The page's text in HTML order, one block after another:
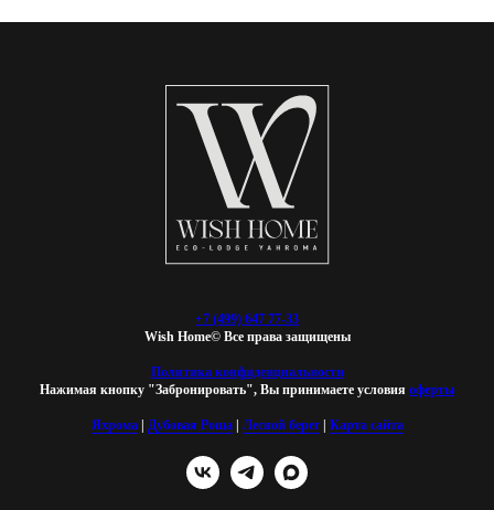
+7 (499) 647 77-33
Wish Home© Все права защищены
Политика конфиденциальности
Нажимая кнопку "Забронировать", Вы принимаете условия оферты
Яхрома| Дубовая Роща| Лесной берег| Карта сайта